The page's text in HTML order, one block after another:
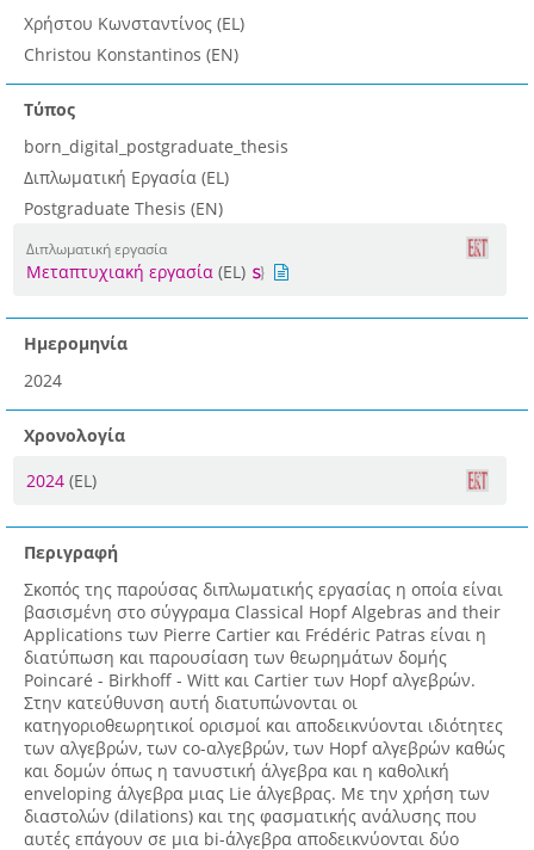
Χρήστου Κωνσταντίνος (EL)
Christou Konstantinos (EN)
Τύπος
born_digital_postgraduate_thesis
Διπλωματική Εργασία (EL)
Postgraduate Thesis (EN)
Διπλωματική εργασία
Μεταπτυχιακή εργασία (EL)
Ημερομηνία
2024
Χρονολογία
2024 (EL)
Περιγραφή
Σκοπός της παρούσας διπλωματικής εργασίας η οποία είναι
βασισμένη στο σύγγραμα Classical Hopf Algebras and their
Applications των Pierre Cartier και Frédéric Patras είναι η
διατύπωση και παρουσίαση των θεωρημάτων δομής
Poincaré - Birkhoff - Witt και Cartier των Hopf αλγεβρών.
Στην κατεύθυνση αυτή διατυπώνονται οι
κατηγοριοθεωρητικοί ορισμοί και αποδεικνύονται ιδιότητες
των αλγεβρών, των co-αλγεβρών, των Hopf αλγεβρών καθώς
και δομών όπως η τανυστική άλγεβρα και η καθολική
enveloping άλγεβρα μιας Lie άλγεβρας. Με την χρήση των
διαστολών (dilations) και της φασματικής ανάλυσης που
αυτές επάγουν σε μια bi-άλγεβρα αποδεικνύονται δύο